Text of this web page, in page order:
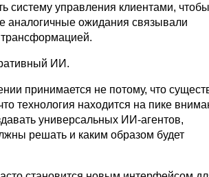
систему управления клиентами, чтобы
аналогичные ожидания связывали
ИИ.
принимается не потому, что
технология находится на пике
универсальных ИИ-агентов,
решать и каким образом будет